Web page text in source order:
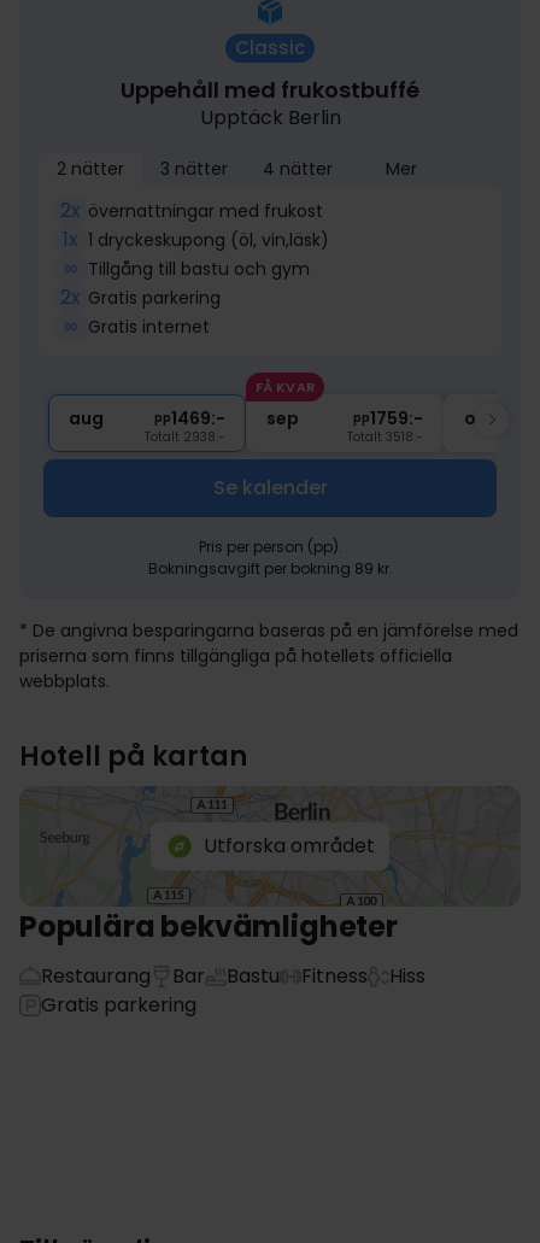
Classic
Uppehåll med frukostbuffé
Upptäck Berlin
2 nätter 3 nätter 4 nätter Mer
2x övernattningar med frukost
1x 1 dryckeskupong (öl, vin,läsk)
∞ Tillgång till bastu och gym
2x Gratis parkering
∞ Gratis internet
aug pp1469:-
Totalt 2938:-
FÅ KVAR
sep pp1759:-
Totalt 3518:-
okt
Se kalender
Pris per person (pp).
Bokningsavgift per bokning 89 kr.
* De angivna besparingarna baseras på en jämförelse med
priserna som finns tillgängliga på hotellets officiella
webbplats.
Hotell på kartan
Utforska området
Populära bekvämligheter
Restaurang Bar Bastu Fitness
Hiss
Gratis parkering